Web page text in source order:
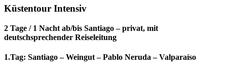
Küstentour Intensiv
2 Tage / 1 Nacht ab/bis Santiago – privat, mit
deutschsprechender Reiseleitung
1.Tag: Santiago – Weingut – Pablo Neruda – Valparaíso